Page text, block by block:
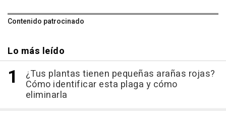
Contenido patrocinado
Lo más leído
¿Tus plantas tienen pequeñas arañas rojas?
Cómo identificar esta plaga y cómo
eliminarla